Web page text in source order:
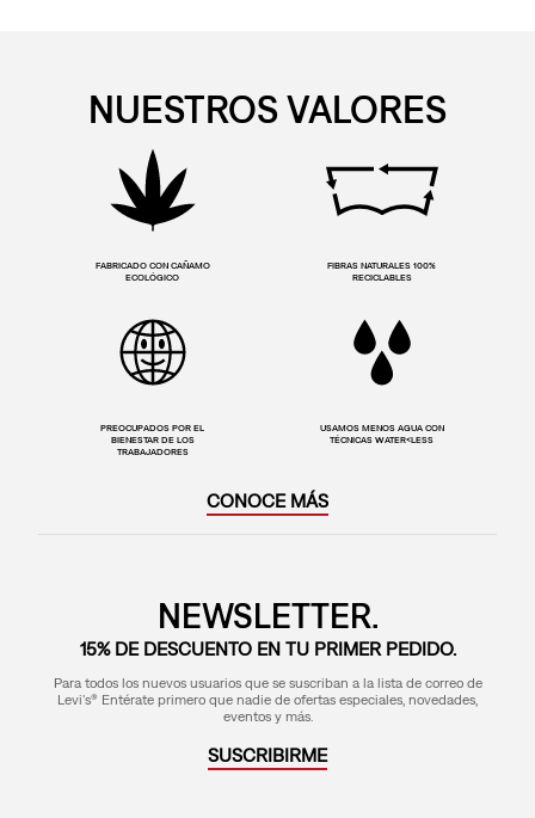
NUESTROS VALORES
FABRICADO CON CAÑAMO
ECOLÓGICO
FIBRAS NATURALES 100%
RECICLABLES
PREOCUPADOS POR EL
BIENESTAR DE LOS
TRABAJADORES
USAMOS MENOS AGUA CON
TÉCNICAS WATER<LESS
CONOCE MÁS
NEWSLETTER.
15% DE DESCUENTO EN TU PRIMER PEDIDO.
Para todos los nuevos usuarios que se suscriban a la lista de correo de
Levi's® Entérate primero que nadie de ofertas especiales, novedades,
eventos y más.
SUSCRIBIRME